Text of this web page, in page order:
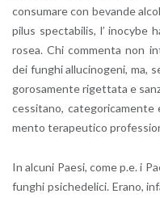
con­su­ma­re con be­van­de
pi­lus spec­ta­bi­lis, l’ ino­cy­be
rosea. Chi com­men­ta non
dei fun­ghi al­lu­ci­no­ge­ni, ma,
go­ro­sa­men­te ri­get­ta­ta e
ces­si­ta­no,
men­to te­ra­peu­ti­co
In al­cu­ni Paesi, come p.e. i
fun­ghi psi­che­de­li­ci. Erano,